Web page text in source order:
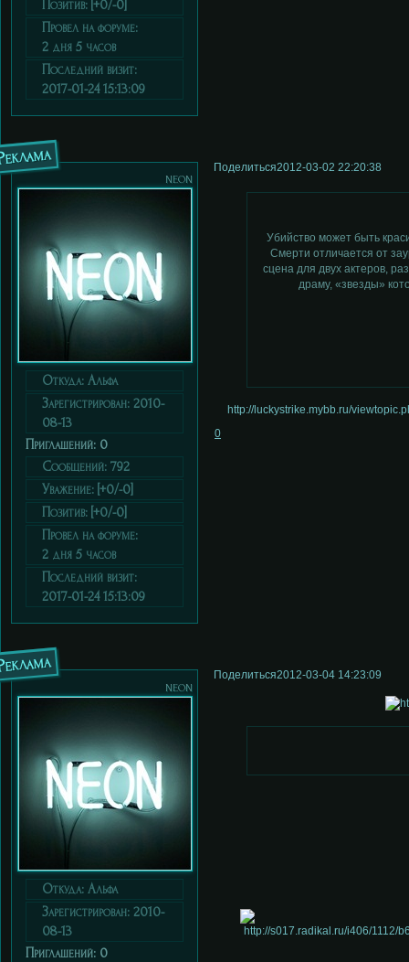
Позитив: [+0/-0]
Провел на форуме:
2 дня 5 часов
Последний визит:
2017-01-24 15:13:09
Поделиться2012-03-02 22:20:38
neon
Откуда: Альфа
Зарегистрирован: 2010-
08-13
Приглашений: 0
Сообщений: 792
Уважение: [+0/-0]
Позитив: [+0/-0]
Провел на форуме:
2 дня 5 часов
Последний визит:
2017-01-24 15:13:09
Убийство может быть
Смерти отличается от
сцена для двух актеров,
драму, «звезды»
http://luckystrike.mybb.ru/
0
Поделиться2012-03-04 14:23:09
neon
Откуда: Альфа
Зарегистрирован: 2010-
08-13
Приглашений: 0